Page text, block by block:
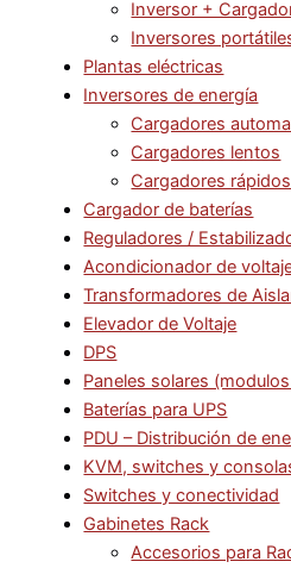
Inversor +
Inversores
Plantas eléctricas
Inversores de energía
Cargadores
Cargadores lentos
Cargadores rápidos
Cargador de baterías
Reguladores /
Acondicionador de
Transformadores de
Elevador de Voltaje
DPS
Paneles solares
Baterías para UPS
PDU – Distribución de
KVM, switches y
Switches y conectividad
Gabinetes Rack
Accesorios para